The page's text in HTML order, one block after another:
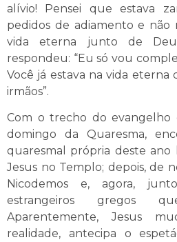
alívio! Pensei que estava
pedidos de adiamento e não
vida eterna junto de
respondeu: “Eu só vou
Você já estava na vida eterna
irmãos”.
Com o trecho do evangelho
domingo da Quaresma,
quaresmal própria deste ano
Jesus no Templo; depois, de
Nicodemos e, agora,
estrangeiros gregos
Aparentemente, Jesus
realidade, antecipa o